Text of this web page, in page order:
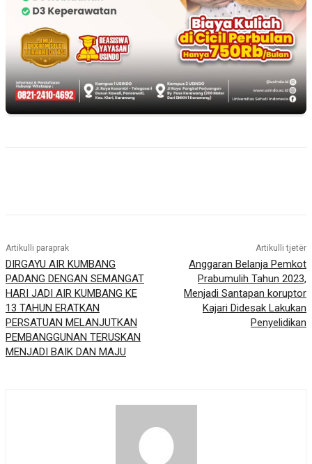
Artikulli paraprak
DIRGAYU AIR KUMBANG
PADANG DENGAN SEMANGAT
HARI JADI AIR KUMBANG KE
13 TAHUN ERATKAN
PERSATUAN MELANJUTKAN
PEMBANGGUNAN TERUSKAN
MENJADI BAIK DAN MAJU
Artikulli tjetër
Anggaran Belanja Pemkot
Prabumulih Tahun 2023,
Menjadi Santapan koruptor
Kajari Didesak Lakukan
Penyelidikan